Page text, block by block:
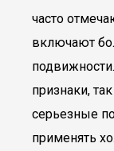
часто
включают
признаки,
серьезные
применять